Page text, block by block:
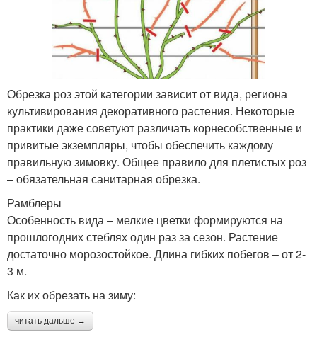
Обрезка роз этой категории зависит от вида, региона
культивирования декоративного растения. Некоторые
практики даже советуют различать корнесобственные и
привитые экземпляры, чтобы обеспечить каждому
правильную зимовку. Общее правило для плетистых роз
– обязательная санитарная обрезка.
Рамблеры
Особенность вида – мелкие цветки формируются на
прошлогодних стеблях один раз за сезон. Растение
достаточно морозостойкое. Длина гибких побегов – от 2-
3 м.
Как их обрезать на зиму:
читать дальше →